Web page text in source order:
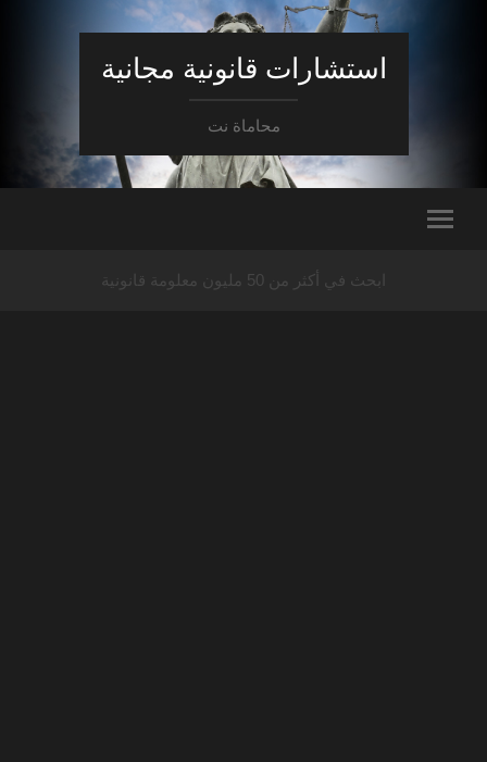
استشارات قانونية مجانية
محاماة نت
ابحث في أكثر من 50 مليون معلومة قانونية